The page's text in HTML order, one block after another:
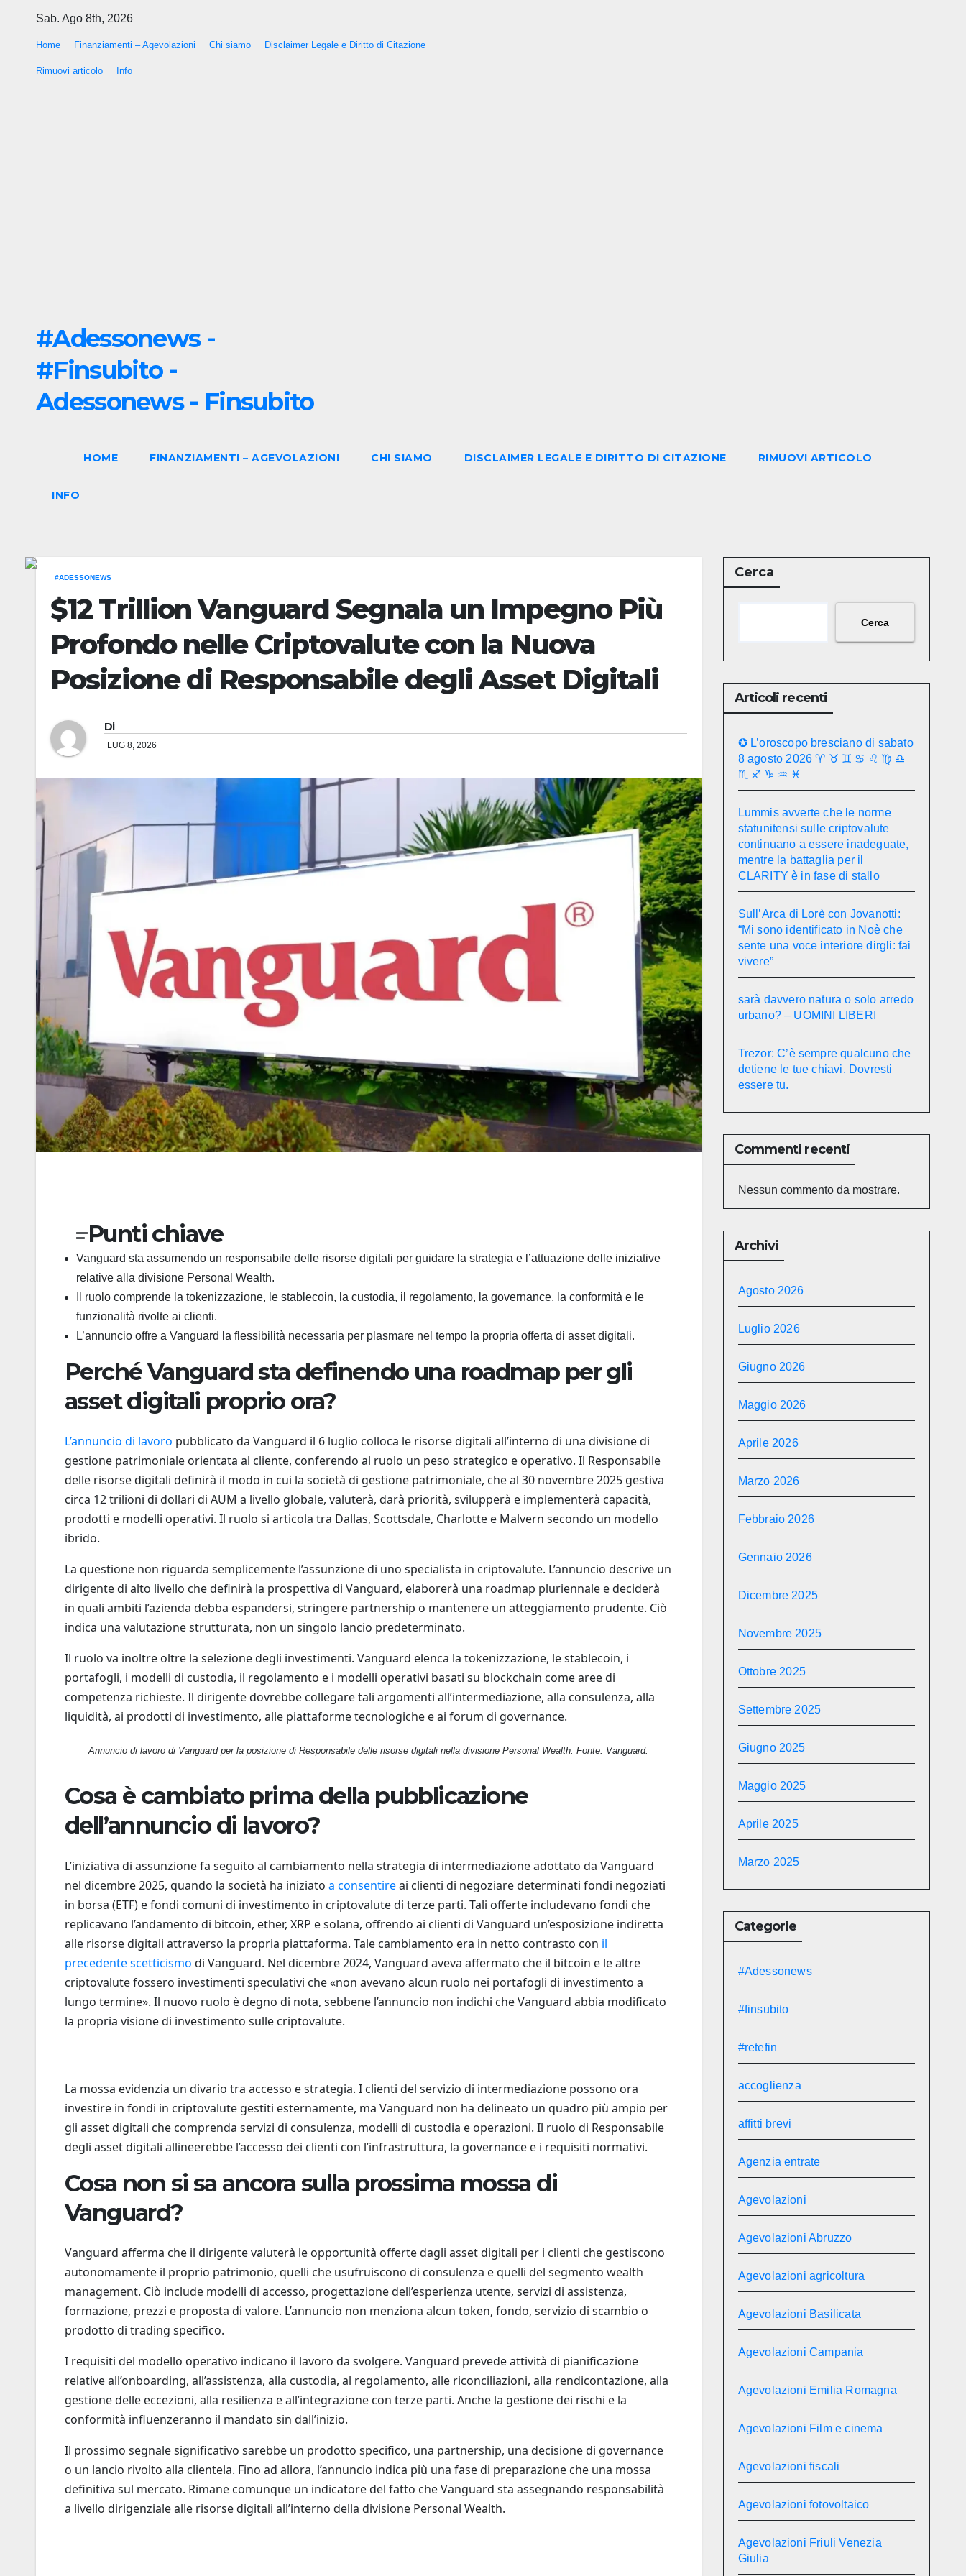
Sab. Ago 8th, 2026
Home Finanziamenti – Agevolazioni Chi siamo Disclaimer Legale e Diritto di Citazione
Rimuovi articolo Info
#Adessonews -
#Finsubito -
Adessonews - Finsubito
HOME FINANZIAMENTI – AGEVOLAZIONI CHI SIAMO DISCLAIMER LEGALE E DIRITTO DI CITAZIONE RIMUOVI ARTICOLO
INFO
#ADESSONEWS
$12 Trillion Vanguard Segnala un Impegno Più
Profondo nelle Criptovalute con la Nuova
Posizione di Responsabile degli Asset Digitali
Di
LUG 8, 2026
Punti chiave
Vanguard sta assumendo un responsabile delle risorse digitali per guidare la strategia e l’attuazione delle iniziative
relative alla divisione Personal Wealth.
Il ruolo comprende la tokenizzazione, le stablecoin, la custodia, il regolamento, la governance, la conformità e le
funzionalità rivolte ai clienti.
L’annuncio offre a Vanguard la flessibilità necessaria per plasmare nel tempo la propria offerta di asset digitali.
Perché Vanguard sta definendo una roadmap per gli
asset digitali proprio ora?
L’annuncio di lavoro pubblicato da Vanguard il 6 luglio colloca le risorse digitali all’interno di una divisione di
gestione patrimoniale orientata al cliente, conferendo al ruolo un peso strategico e operativo. Il Responsabile
delle risorse digitali definirà il modo in cui la società di gestione patrimoniale, che al 30 novembre 2025 gestiva
circa 12 trilioni di dollari di AUM a livello globale, valuterà, darà priorità, svilupperà e implementerà capacità,
prodotti e modelli operativi. Il ruolo si articola tra Dallas, Scottsdale, Charlotte e Malvern secondo un modello
ibrido.
La questione non riguarda semplicemente l’assunzione di uno specialista in criptovalute. L’annuncio descrive un
dirigente di alto livello che definirà la prospettiva di Vanguard, elaborerà una roadmap pluriennale e deciderà
in quali ambiti l’azienda debba espandersi, stringere partnership o mantenere un atteggiamento prudente. Ciò
indica una valutazione strutturata, non un singolo lancio predeterminato.
Il ruolo va inoltre oltre la selezione degli investimenti. Vanguard elenca la tokenizzazione, le stablecoin, i
portafogli, i modelli di custodia, il regolamento e i modelli operativi basati su blockchain come aree di
competenza richieste. Il dirigente dovrebbe collegare tali argomenti all’intermediazione, alla consulenza, alla
liquidità, ai prodotti di investimento, alle piattaforme tecnologiche e ai forum di governance.
Annuncio di lavoro di Vanguard per la posizione di Responsabile delle risorse digitali nella divisione Personal Wealth. Fonte: Vanguard.
Cosa è cambiato prima della pubblicazione
dell’annuncio di lavoro?
L’iniziativa di assunzione fa seguito al cambiamento nella strategia di intermediazione adottato da Vanguard
nel dicembre 2025, quando la società ha iniziato a consentireai clienti di negoziare determinati fondi negoziati
in borsa (ETF) e fondi comuni di investimento in criptovalute di terze parti. Tali offerte includevano fondi che
replicavano l’andamento di bitcoin, ether, XRP e solana, offrendo ai clienti di Vanguard un’esposizione indiretta
alle risorse digitali attraverso la propria piattaforma. Tale cambiamento era in netto contrasto con il
precedente scetticismo di Vanguard. Nel dicembre 2024, Vanguard aveva affermato che il bitcoin e le altre
criptovalute fossero investimenti speculativi che «non avevano alcun ruolo nei portafogli di investimento a
lungo termine». Il nuovo ruolo è degno di nota, sebbene l’annuncio non indichi che Vanguard abbia modificato
la propria visione di investimento sulle criptovalute.
La mossa evidenzia un divario tra accesso e strategia. I clienti del servizio di intermediazione possono ora
investire in fondi in criptovalute gestiti esternamente, ma Vanguard non ha delineato un quadro più ampio per
gli asset digitali che comprenda servizi di consulenza, modelli di custodia e operazioni. Il ruolo di Responsabile
degli asset digitali allineerebbe l’accesso dei clienti con l’infrastruttura, la governance e i requisiti normativi.
Cosa non si sa ancora sulla prossima mossa di
Vanguard?
Vanguard afferma che il dirigente valuterà le opportunità offerte dagli asset digitali per i clienti che gestiscono
autonomamente il proprio patrimonio, quelli che usufruiscono di consulenza e quelli del segmento wealth
management. Ciò include modelli di accesso, progettazione dell’esperienza utente, servizi di assistenza,
formazione, prezzi e proposta di valore. L’annuncio non menziona alcun token, fondo, servizio di scambio o
prodotto di trading specifico.
I requisiti del modello operativo indicano il lavoro da svolgere. Vanguard prevede attività di pianificazione
relative all’onboarding, all’assistenza, alla custodia, al regolamento, alle riconciliazioni, alla rendicontazione, alla
gestione delle eccezioni, alla resilienza e all’integrazione con terze parti. Anche la gestione dei rischi e la
conformità influenzeranno il mandato sin dall’inizio.
Il prossimo segnale significativo sarebbe un prodotto specifico, una partnership, una decisione di governance
o un lancio rivolto alla clientela. Fino ad allora, l’annuncio indica più una fase di preparazione che una mossa
definitiva sul mercato. Rimane comunque un indicatore del fatto che Vanguard sta assegnando responsabilità
a livello dirigenziale alle risorse digitali all’interno della divisione Personal Wealth.
Cerca
Cerca
Articoli recenti
✪ L’oroscopo bresciano di sabato
8 agosto 2026 ♈ ♉ ♊ ♋ ♌ ♍ ♎
♏ ♐ ♑ ♒ ♓
Lummis avverte che le norme
statunitensi sulle criptovalute
continuano a essere inadeguate,
mentre la battaglia per il
CLARITY è in fase di stallo
Sull’Arca di Lorè con Jovanotti:
“Mi sono identificato in Noè che
sente una voce interiore dirgli: fai
vivere”
sarà davvero natura o solo arredo
urbano? – UOMINI LIBERI
Trezor: C’è sempre qualcuno che
detiene le tue chiavi. Dovresti
essere tu.
Commenti recenti
Nessun commento da mostrare.
Archivi
Agosto 2026
Luglio 2026
Giugno 2026
Maggio 2026
Aprile 2026
Marzo 2026
Febbraio 2026
Gennaio 2026
Dicembre 2025
Novembre 2025
Ottobre 2025
Settembre 2025
Giugno 2025
Maggio 2025
Aprile 2025
Marzo 2025
Categorie
#Adessonews
#finsubito
#retefin
accoglienza
affitti brevi
Agenzia entrate
Agevolazioni
Agevolazioni Abruzzo
Agevolazioni agricoltura
Agevolazioni Basilicata
Agevolazioni Campania
Agevolazioni Emilia Romagna
Agevolazioni Film e cinema
Agevolazioni fiscali
Agevolazioni fotovoltaico
Agevolazioni Friuli Venezia
Giulia